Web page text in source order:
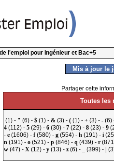
l'emploi pour Ingénieur et Bac+5
Mis à jour le
Partager cette
Toutes les
(1) - " (6) - $(1) - &(3) - ((1) - +(3) - -(6)
4(112) - 5(29) - 6(30) - 7(22) - 8(23) - 9
- e(1606) - f(580) - g(554) - h(191) - i
n(191) - o(521) - p(846) - q (439) - r
w(47) - X(12) - y(13) - z(6) - (399) -